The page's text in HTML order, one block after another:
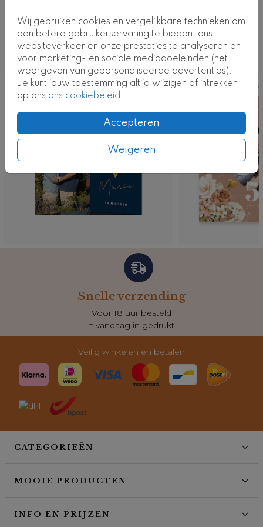
Wij gebruiken cookies en vergelijkbare technieken om
een betere gebruikerservaring te bieden, ons
websiteverkeer en onze prestaties te analyseren en
voor marketing- en sociale mediadoeleinden (het
weergeven van gepersonaliseerde advertenties).
Je kunt jouw toestemming altijd wijzigen of intrekken
op ons ons cookiebeleid.
Accepteren
Weigeren
Deze ontwerpen vind je misschien ook
leuk
Snelle verzending
Voor 18 uur besteld
= vandaag in gedrukt
Veilig winkelen en betalen
CATEGORIEËN
MOOIE PRODUCTEN
INFO EN PRIJZEN